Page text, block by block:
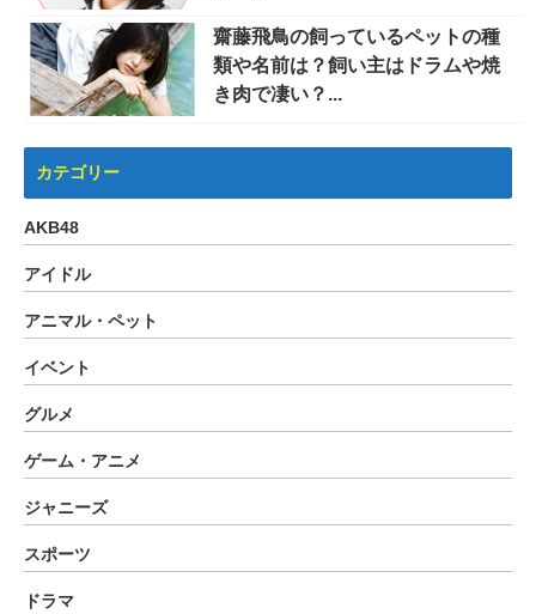
齋藤飛鳥の飼っているペットの種
類や名前は？飼い主はドラムや焼
き肉で凄い？...
カテゴリー
AKB48
アイドル
アニマル・ペット
イベント
グルメ
ゲーム・アニメ
ジャニーズ
スポーツ
ドラマ